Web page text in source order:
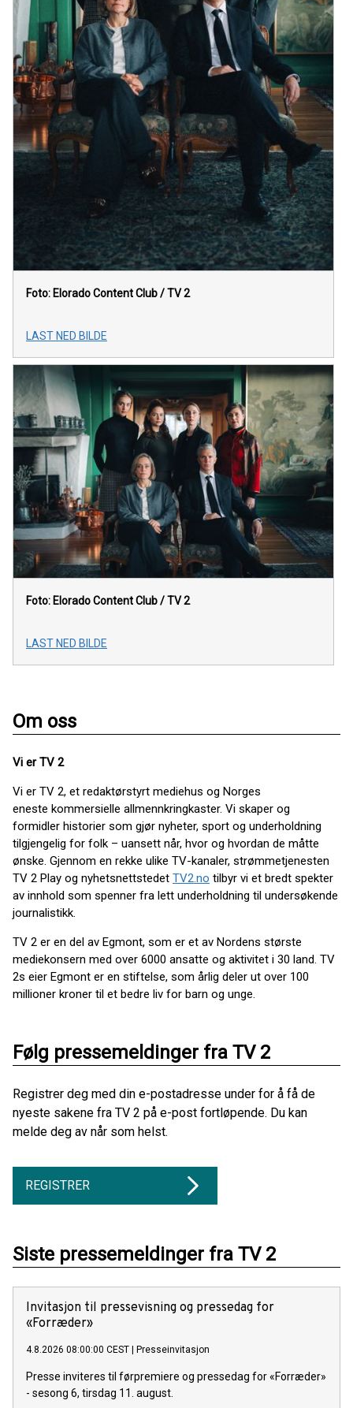
Foto: Elorado Content Club / TV 2
LAST NED BILDE
Foto: Elorado Content Club / TV 2
LAST NED BILDE
Om oss
Vi er TV 2
Vi er TV 2, et redaktørstyrt mediehus og Norges
eneste kommersielle allmennkringkaster. Vi skaper og
formidler historier som gjør nyheter, sport og underholdning
tilgjengelig for folk – uansett når, hvor og hvordan de måtte
ønske. Gjennom en rekke ulike TV-kanaler, strømmetjenesten
TV 2 Play og nyhetsnettstedet TV2.no tilbyr vi et bredt spekter
av innhold som spenner fra lett underholdning til undersøkende
journalistikk.
TV 2 er en del av Egmont, som er et av Nordens største
mediekonsern med over 6000 ansatte og aktivitet i 30 land. TV
2s eier Egmont er en stiftelse, som årlig deler ut over 100
millioner kroner til et bedre liv for barn og unge.
Følg pressemeldinger fra TV 2
Registrer deg med din e-postadresse under for å få de
nyeste sakene fra TV 2 på e-post fortløpende. Du kan
melde deg av når som helst.
REGISTRER
Siste pressemeldinger fra TV 2
Invitasjon til pressevisning og pressedag for
«Forræder»
4.8.2026 08:00:00 CEST Presseinvitasjon
Presse inviteres til førpremiere og pressedag for «Forræder»
- sesong 6, tirsdag 11. august.